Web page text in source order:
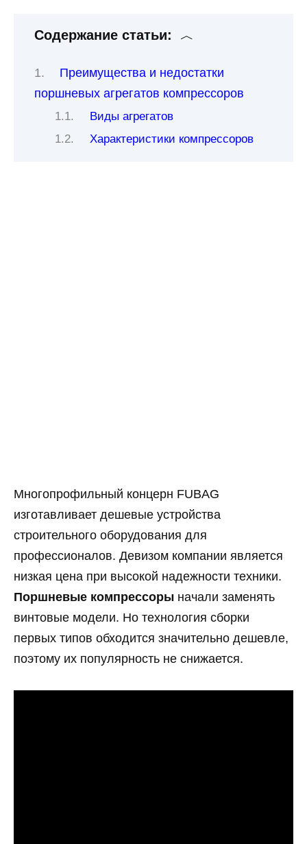
Содержание статьи:
Преимущества и недостатки
поршневых агрегатов компрессоров
Виды агрегатов
Характеристики компрессоров
Многопрофильный концерн FUBAG
изготавливает дешевые устройства
строительного оборудования для
профессионалов. Девизом компании является
низкая цена при высокой надежности техники.
Поршневые компрессоры начали заменять
винтовые модели. Но технология сборки
первых типов обходится значительно дешевле,
поэтому их популярность не снижается.